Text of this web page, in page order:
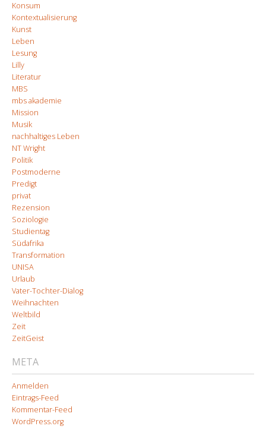
Konsum
Kontextualisierung
Kunst
Leben
Lesung
Lilly
Literatur
MBS
mbs akademie
Mission
Musik
nachhaltiges Leben
NT Wright
Politik
Postmoderne
Predigt
privat
Rezension
Soziologie
Studientag
Südafrika
Transformation
UNISA
Urlaub
Vater-Tochter-Dialog
Weihnachten
Weltbild
Zeit
ZeitGeist
META
Anmelden
Eintrags-Feed
Kommentar-Feed
WordPress.org